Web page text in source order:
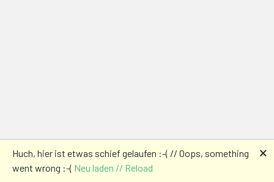
Huch, hier ist etwas schief gelaufen :-( // Oops, something
went wrong :-( Neu laden // Reload
🗙